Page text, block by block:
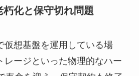
化と保守切れ問題
仮想基盤を運用している場
レージといった物理的なハー